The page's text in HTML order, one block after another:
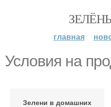
главная
Условия на
Зелени в домашних